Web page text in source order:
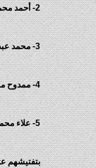
2- أحمد محمد عبد المقصود أحمد .
3- محمد عبد الله محمد سياف .
4- ممدوح مرسى متولى .
5- علاء محمد صابر الصادق محمد .
بتفتيشهم